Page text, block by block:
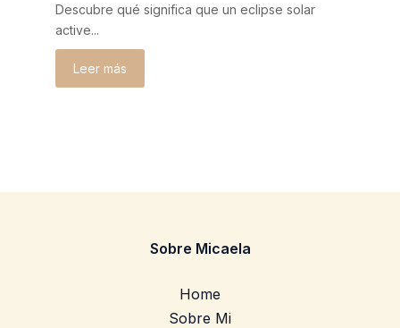
Descubre qué significa que un eclipse solar
active...
Leer más
Sobre Micaela
Home
Sobre Mi